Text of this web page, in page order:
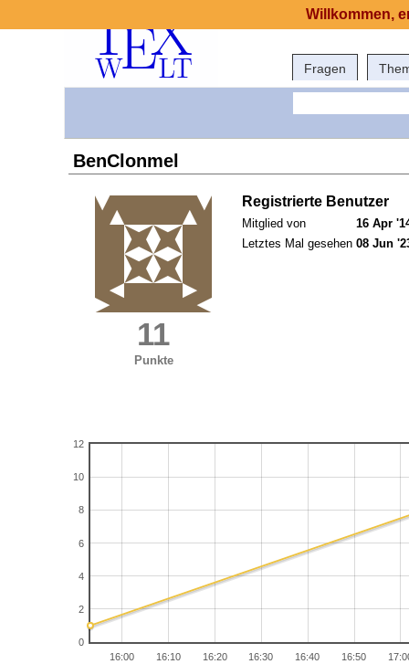
Fragen
BenClonmel
11
Punkte
Registrierte Benutzer
Mitglied von
16 Apr
Letztes Mal gesehen 08 Jun
16:00 16:10 16:20 16:30 16:40 16:50
0
2
4
6
8
10
12
Willkommen,